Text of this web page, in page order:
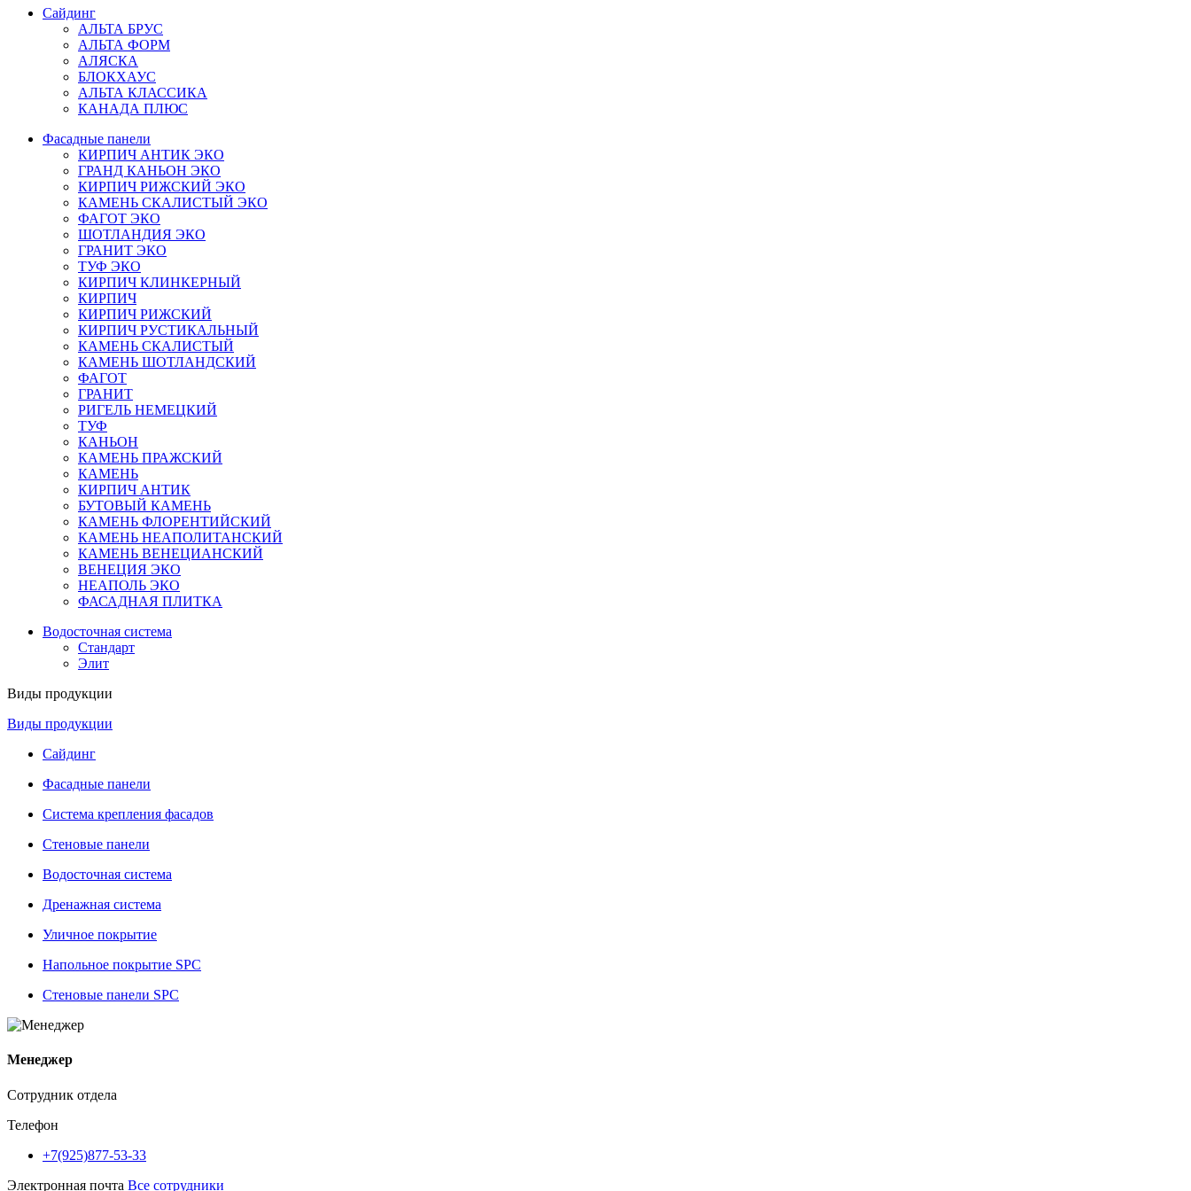
Сайдинг
АЛЬТА БРУС
АЛЬТА ФОРМ
АЛЯСКА
БЛОКХАУС
АЛЬТА КЛАССИКА
КАНАДА ПЛЮС
Фасадные панели
КИРПИЧ АНТИК ЭКО
ГРАНД КАНЬОН ЭКО
КИРПИЧ РИЖСКИЙ ЭКО
КАМЕНЬ СКАЛИСТЫЙ ЭКО
ФАГОТ ЭКО
ШОТЛАНДИЯ ЭКО
ГРАНИТ ЭКО
ТУФ ЭКО
КИРПИЧ КЛИНКЕРНЫЙ
КИРПИЧ
КИРПИЧ РИЖСКИЙ
КИРПИЧ РУСТИКАЛЬНЫЙ
КАМЕНЬ СКАЛИСТЫЙ
КАМЕНЬ ШОТЛАНДСКИЙ
ФАГОТ
ГРАНИТ
РИГЕЛЬ НЕМЕЦКИЙ
ТУФ
КАНЬОН
КАМЕНЬ ПРАЖСКИЙ
КАМЕНЬ
КИРПИЧ АНТИК
БУТОВЫЙ КАМЕНЬ
КАМЕНЬ ФЛОРЕНТИЙСКИЙ
КАМЕНЬ НЕАПОЛИТАНСКИЙ
КАМЕНЬ ВЕНЕЦИАНСКИЙ
ВЕНЕЦИЯ ЭКО
НЕАПОЛЬ ЭКО
ФАСАДНАЯ ПЛИТКА
Водосточная система
Стандарт
Элит
Виды продукции
Виды продукции
Сайдинг
Фасадные панели
Система крепления фасадов
Стеновые панели
Водосточная система
Дренажная система
Уличное покрытие
Напольное покрытие SPC
Стеновые панели SPC
Менеджер
Сотрудник отдела
Телефон
+7(925)877-53-33
Электронная почта Все сотрудники